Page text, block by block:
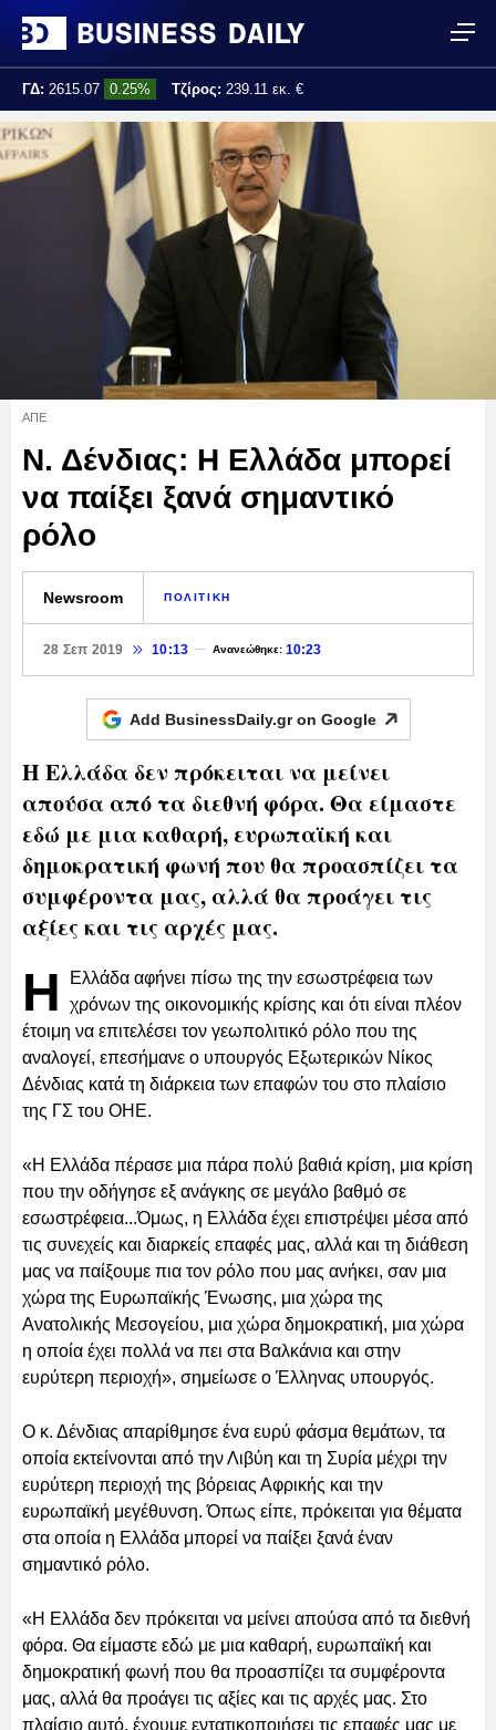
ΓΔ: 2615.07 0.25% Τζίρος: 239.11 εκ. €
Τελ. ενημέρωση: 17:25:01
ΑΠΕ
Ν. Δένδιας: Η Ελλάδα μπορεί
να παίξει ξανά σημαντικό
ρόλο
Newsroom ΠΟΛΙΤΙΚΗ
28 Σεπ 2019 10:13 Ανανεώθηκε: 10:23
Add BusinessDaily.gr on Google
Η Ελλάδα δεν πρόκειται να μείνει
απούσα από τα διεθνή φόρα. Θα είμαστε
εδώ με μια καθαρή, ευρωπαϊκή και
δημοκρατική φωνή που θα προασπίζει τα
συμφέροντα μας, αλλά θα προάγει τις
αξίες και τις αρχές μας.
H
Eλλάδα αφήνει πίσω της την εσωστρέφεια των
χρόνων της οικονομικής κρίσης και ότι είναι πλέον
έτοιμη να επιτελέσει τον γεωπολιτικό ρόλο που της
αναλογεί, επεσήμανε ο υπουργός Εξωτερικών Νίκος
Δένδιας κατά τη διάρκεια των επαφών του στο πλαίσιο
της ΓΣ του ΟΗΕ.
«Η Ελλάδα πέρασε μια πάρα πολύ βαθιά κρίση, μια κρίση
που την οδήγησε εξ ανάγκης σε μεγάλο βαθμό σε
εσωστρέφεια...Όμως, η Ελλάδα έχει επιστρέψει μέσα από
τις συνεχείς και διαρκείς επαφές μας, αλλά και τη διάθεση
μας να παίξουμε πια τον ρόλο που μας ανήκει, σαν μια
χώρα της Ευρωπαϊκής Ένωσης, μια χώρα της
Ανατολικής Μεσογείου, μια χώρα δημοκρατική, μια χώρα
η οποία έχει πολλά να πει στα Βαλκάνια και στην
ευρύτερη περιοχή», σημείωσε ο Έλληνας υπουργός.
Ο κ. Δένδιας απαρίθμησε ένα ευρύ φάσμα θεμάτων, τα
οποία εκτείνονται από την Λιβύη και τη Συρία μέχρι την
ευρύτερη περιοχή της βόρειας Αφρικής και την
ευρωπαϊκή μεγέθυνση. Όπως είπε, πρόκειται για θέματα
στα οποία η Ελλάδα μπορεί να παίξει ξανά έναν
σημαντικό ρόλο.
«Η Ελλάδα δεν πρόκειται να μείνει απούσα από τα διεθνή
φόρα. Θα είμαστε εδώ με μια καθαρή, ευρωπαϊκή και
δημοκρατική φωνή που θα προασπίζει τα συμφέροντα
μας, αλλά θα προάγει τις αξίες και τις αρχές μας. Στο
πλαίσιο αυτό, έχουμε εντατικοποιήσει τις επαφές μας με